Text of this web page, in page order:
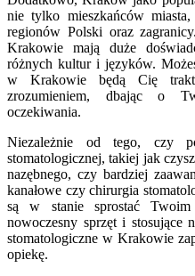
nie tylko mieszkańców
regionów Polski oraz
Krakowie mają duże
różnych kultur i języków.
w Krakowie będą Cię
zrozumieniem, dbając o
oczekiwania.
Niezależnie od tego, czy
stomatologicznej, takiej jak
nazębnego, czy bardziej
kanałowe czy chirurgia
są w stanie sprostać Twoim
nowoczesny sprzęt i stosujące
stomatologiczne w Krakowie
opiekę.